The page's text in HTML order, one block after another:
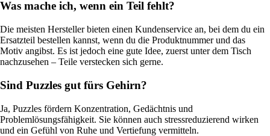
Was mache ich, wenn ein Teil fehlt?
Die meisten Hersteller bieten einen Kundenservice an, bei dem du ein
Ersatzteil bestellen kannst, wenn du die Produktnummer und das
Motiv angibst. Es ist jedoch eine gute Idee, zuerst unter dem Tisch
nachzusehen – Teile verstecken sich gerne.
Sind Puzzles gut fürs Gehirn?
Ja, Puzzles fördern Konzentration, Gedächtnis und
Problemlösungsfähigkeit. Sie können auch stressreduzierend wirken
und ein Gefühl von Ruhe und Vertiefung vermitteln.